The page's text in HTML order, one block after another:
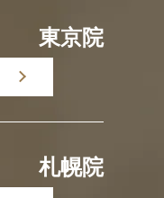
東京院
札幌院